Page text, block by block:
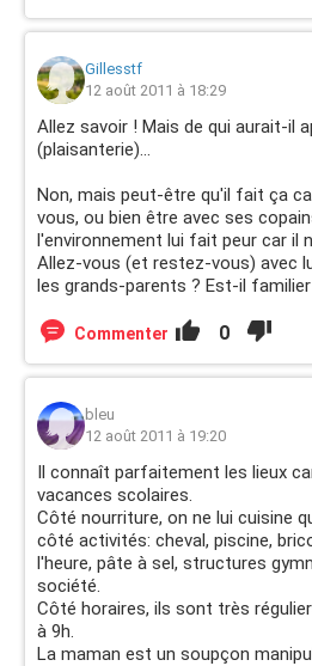
Gillesstf
12 août 2011 à 18:29
Allez savoir ! Mais de qui aurait-il
(plaisanterie)...
Non, mais peut-être qu'il fait ça
vous, ou bien être avec ses
l'environnement lui fait peur car il
Allez-vous (et restez-vous) avec
les grands-parents ? Est-il
Commenter 0
bleu
12 août 2011 à 19:20
Il connaît parfaitement les lieux
vacances scolaires.
Côté nourriture, on ne lui cuisine
côté activités: cheval, piscine,
l'heure, pâte à sel, structures
société.
Côté horaires, ils sont très
à 9h.
La maman est un soupçon